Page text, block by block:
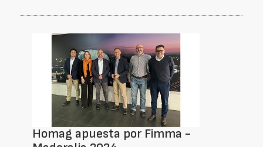
Homag apuesta por Fimma -